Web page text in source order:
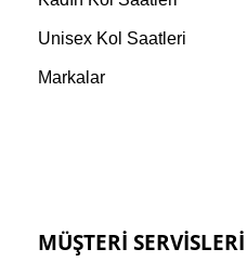
Unisex Kol Saatleri
Markalar
MÜŞTERI SERVISLERI